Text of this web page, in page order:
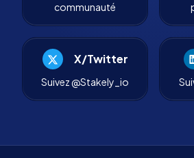
communauté
X/Twitter
Suivez @Stakely_io